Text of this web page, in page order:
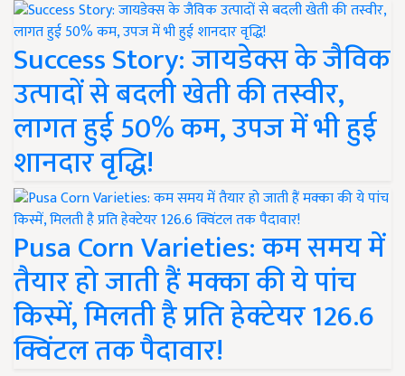
Success Story: जायडेक्स के जैविक
उत्पादों से बदली खेती की तस्वीर,
लागत हुई 50% कम, उपज में भी हुई
शानदार वृद्धि!
Pusa Corn Varieties: कम समय में
तैयार हो जाती हैं मक्का की ये पांच
किस्में, मिलती है प्रति हेक्टेयर 126.6
क्विंटल तक पैदावार!